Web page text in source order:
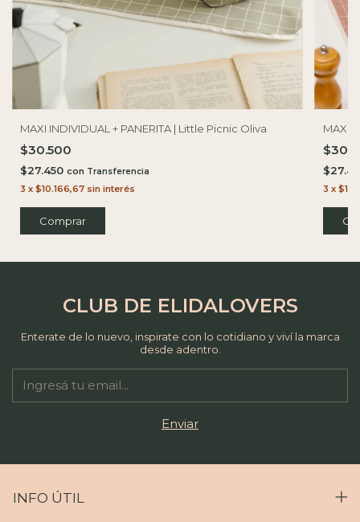
MAXI INDIVIDUAL + PANERITA | Little Picnic Oliva
$30.500
$27.450 con
3 x $10.166,67 sin interés
MAXI
3 x
CLUB DE ELIDALOVERS
Enterate de lo nuevo, inspirate con lo cotidiano y viví la marca
desde adentro.
INFO ÚTIL